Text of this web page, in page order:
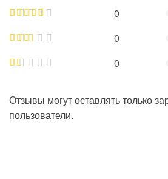
0
0
0
Отзывы могут оставлять только
пользователи.